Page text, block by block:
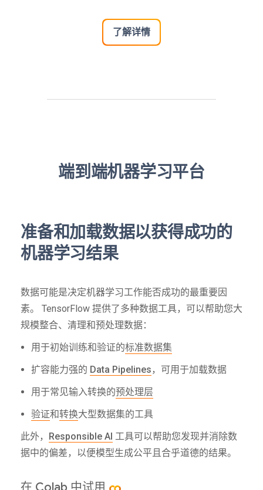
了解详情
端到端机器学习平台
准备和加载数据以获得成功的
机器学习结果
数据可能是决定机器学习工作能否成功的最重要因
素。 TensorFlow 提供了多种数据工具，可以帮助您大
规模整合、清理和预处理数据：
用于初始训练和验证的标准数据集
扩容能力强的 Data Pipelines ，可用于加载数据
用于常见输入转换的预处理层
验证和转换大型数据集的工具
此外， Responsible AI 工具可以帮助您发现并消除数
据中的偏差，以便模型生成公平且合乎道德的结果。